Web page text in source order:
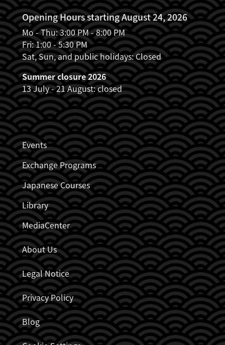
Opening Hours starting August 24, 2026
Mo - Thu: 3:00 PM - 8:00 PM
Fri: 1:00 - 5:30 PM
Sat, Sun, and public holidays: Closed
Summer closure 2026
13 July - 21 August: closed
JDZB_FUSSZEILENMENÜ
Events
Exchange Programs
Japanese Courses
Library
MediaCenter
About Us
Legal Notice
Privacy Policy
Blog